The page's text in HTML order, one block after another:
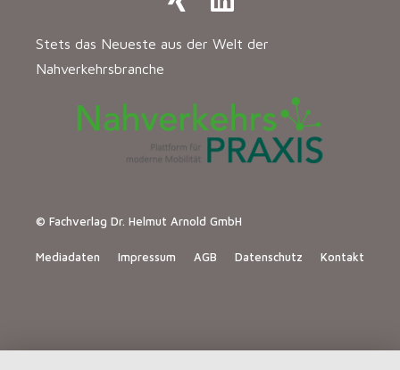
Stets das Neueste aus der Welt der
Nahverkehrsbranche
© Fachverlag Dr. Helmut Arnold GmbH
Mediadaten Impressum AGB Datenschutz Kontakt